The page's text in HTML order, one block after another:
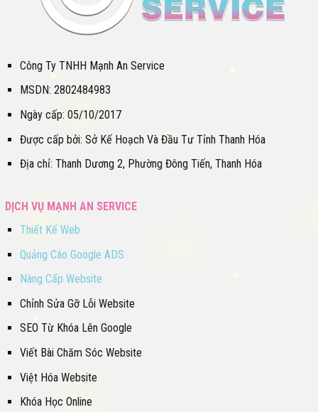
Công Ty TNHH Mạnh An Service
MSDN: 2802484983
Ngày cấp: 05/10/2017
Được cấp bởi: Sở Kế Hoạch Và Đầu Tư Tỉnh Thanh Hóa
Địa chỉ: Thanh Dương 2, Phường Đông Tiến, Thanh Hóa
DỊCH VỤ MẠNH AN SERVICE
Thiết Kế Web
Quảng Cáo Google ADS
Nâng Cấp Website
Chỉnh Sửa Gỡ Lỗi Website
SEO Từ Khóa Lên Google
Viết Bài Chăm Sóc Website
Việt Hóa Website
Khóa Học Online